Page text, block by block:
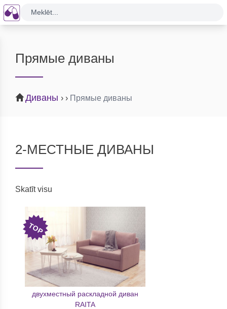
Meklēt...
Прямые диваны
Диваны › › Прямые диваны
2-МЕСТНЫЕ ДИВАНЫ
Skatīt visu
TOP
двухместный раскладной диван
RAITA